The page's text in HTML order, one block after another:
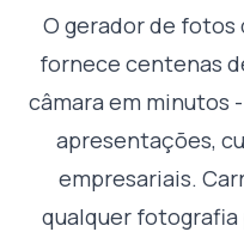
O gerador de fotos
fornece centenas
câmara em minutos
apresentações,
empresariais.
qualquer fotografia